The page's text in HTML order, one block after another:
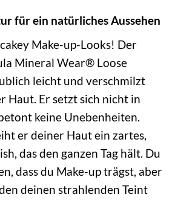
für ein natürliches Aussehen
Make-up-Looks! Der
Mineral Wear® Loose
leicht und verschmilzt
Haut. Er setzt sich nicht in
keine Unebenheiten.
er deiner Haut ein zartes,
das den ganzen Tag hält. Du
dass du Make-up trägst, aber
deinen strahlenden Teint